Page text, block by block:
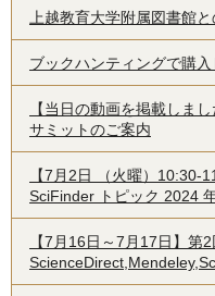
上越教育大学附属図書館
ブックハンティングで購
【当日の動画を掲載しま
サミットのご案内
【7月2日 （火曜）
SciFinder トピック 2024
【7月16日～7月17日】第2